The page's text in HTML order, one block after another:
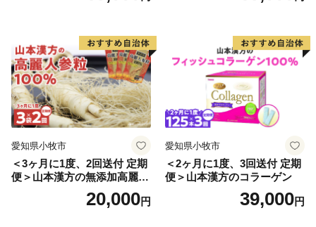
人気 新春 迎春おせち 定番お
せち 本格おせち 洋風おせち
縁起物おせち 12月31日 お届
け お正月 お取り寄せ
人気 新春 迎春おせち 定番お
せち 本格おせち 和風おせち
縁起物おせち 12月31日 お届
け お正月 お取り寄せ
愛知県小牧市
＜3ヶ月に1度、2回送付 定期
便＞山本漢方の無添加高麗人
20,000円
愛知県小牧市
＜2ヶ月に1度、3回送付 定期
便＞山本漢方のコラーゲン
39,000円